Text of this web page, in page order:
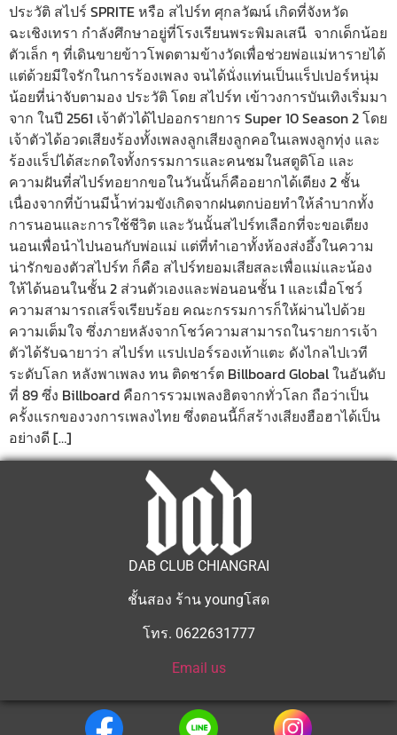
ประวัติ สไปร์ SPRITE หรือ สไปร์ท ศุกลวัฒน์ เกิดที่จังหวัด
ฉะเชิงเทรา กำลังศึกษาอยู่ที่โรงเรียนพระพิมลเสนี จากเด็กน้อย
ตัวเล็ก ๆ ที่เดินขายข้าวโพดตามข้างวัดเพื่อช่วยพ่อแม่หารายได้
แต่ด้วยมีใจรักในการร้องเพลง จนได้นั่งแท่นเป็นแร็ปเปอร์หนุ่ม
น้อยที่น่าจับตามอง ประวัติ โดย สไปร์ท เข้าวงการบันเทิงเริ่มมา
จาก ในปี 2561 เจ้าตัวได้ไปออกรายการ Super 10 Season 2 โดย
เจ้าตัวได้อวดเสียงร้องทั้งเพลงลูกเสียงลูกคอในเลพงลูกทุ่ง และ
ร้องแร็ปได้สะกดใจทั้งกรรมการและคนชมในสตูดิโอ และ
ความฝันที่สไปร์ทอยากขอในวันนั้นก็คืออยากได้เตียง 2 ชั้น
เนื่องจากที่บ้านมีน้ำท่วมขังเกิดจากฝนตกบ่อยทำให้ลำบากทั้ง
การนอนและการใช้ชีวิต และวันนั้นสไปร์ทเลือกที่จะขอเตียง
นอนเพื่อนำไปนอนกับพ่อแม่ แต่ที่ทำเอาทั้งห้องส่งอึ้งในความ
น่ารักของตัวสไปร์ท ก็คือ สไปร์ทยอมเสียสละเพื่อแม่และน้อง
ให้ได้นอนในชั้น 2 ส่วนตัวเองและพ่อนอนชั้น 1 และเมื่อโชว์
ความสามารถเสร็จเรียบร้อย คณะกรรมการก็ให้ผ่านไปด้วย
ความเต็มใจ ซึ่งภายหลังจากโชว์ความสามารถในรายการเจ้า
ตัวได้รับฉายาว่า สไปร์ท แรปเปอร์รองเท้าแตะ ดังไกลไปเวที
ระดับโลก หลังพาเพลง ทน ติดชาร์ต Billboard Global ในอันดับ
ที่ 89 ซึ่ง Billboard คือการรวมเพลงฮิตจากทั่วโลก ถือว่าเป็น
ครั้งแรกของวงการเพลงไทย ซึ่งตอนนี้ก็สร้างเสียงฮือฮาได้เป็น
อย่างดี […]
DAB CLUB CHIANGRAI
ชั้นสอง ร้าน youngโสด
โทร. 0622631777
Email us